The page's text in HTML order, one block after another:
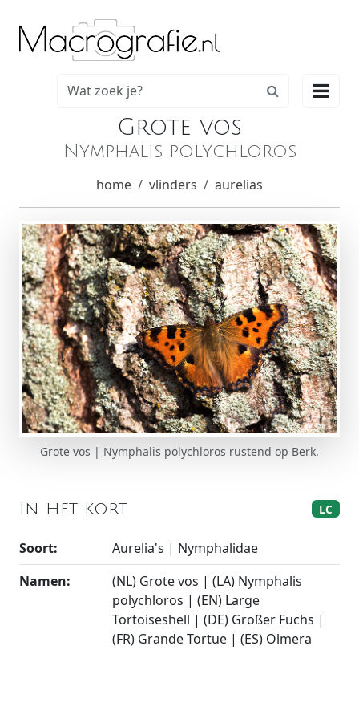

Grote vos
Nymphalis polychloros
home vlinders aurelias
Grote vos | Nymphalis polychloros rustend op Berk.
In het kort LC
Soort:
Aurelia's | Nymphalidae
Namen:
(NL) Grote vos | (LA) Nymphalis
polychloros | (EN) Large
Tortoiseshell | (DE) Großer Fuchs |
(FR) Grande Tortue | (ES) Olmera